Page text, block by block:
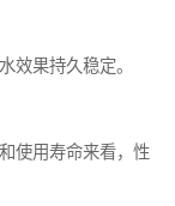
效果持久稳定。
使用寿命来看，性